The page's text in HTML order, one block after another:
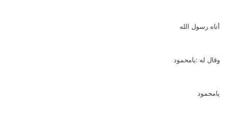
أتاه رسول الله
وقال له :يامحمود
يامحمود